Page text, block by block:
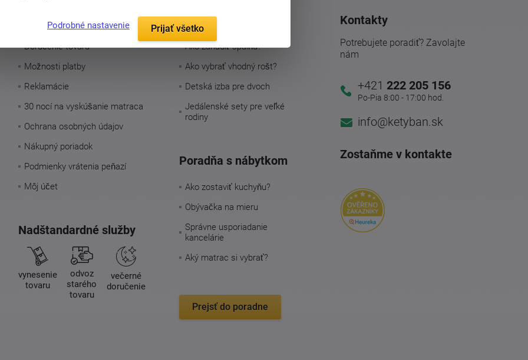
Pre zákazníkov
Doručenie tovaru
Možnosti platby
Reklamácie
30 nocí na vyskúšanie matraca
Ochrana osobných údajov
Nákupný poriadok
Podmienky vrátenia peňazí
Môj účet
Nadštandardné služby
vynesenie
tovaru
odvoz
starého
tovaru
večerné
doručenie
Užitočné informácie
Ako zariadiť spálňu?
Ako vybrať vhodný rošt?
Detská izba pre dvoch
Jedálenské sety pre veľké
rodiny
Poradňa s nábytkom
Ako zostaviť kuchyňu?
Obývačka na mieru
Správne usporiadanie
kancelárie
Aký matrac si vybrať?
Prejsť do poradne
Kontakty
Potrebujete poradiť? Zavolajte
nám
+421 222 205 156
Po-Pia 8:00 - 17:00 hod.
info@ketyban.sk
Zostaňme v kontakte
Podrobné nastavenie Prijať všetko